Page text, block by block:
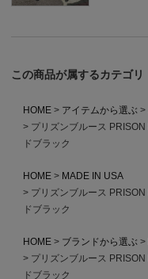
この商品が属するカテゴリ
HOME アイテムから選ぶ
プリズンブルース
ドブラック
HOME
MADE IN USA
プリズンブルース
ドブラック
HOME ブランドから選ぶ
プリズンブルース
ドブラック